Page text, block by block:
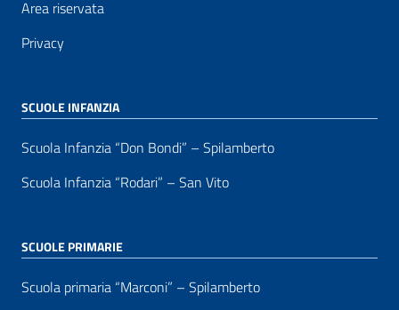
Area riservata
Privacy
SCUOLE INFANZIA
Scuola Infanzia “Don Bondi” – Spilamberto
Scuola Infanzia “Rodari” – San Vito
SCUOLE PRIMARIE
Scuola primaria “Marconi” – Spilamberto